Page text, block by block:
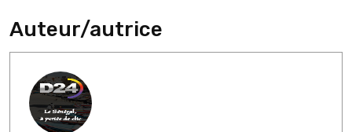
Auteur/autrice